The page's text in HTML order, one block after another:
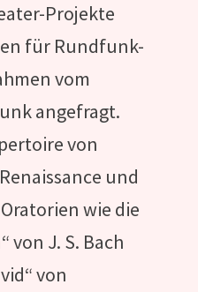
Projekte
für Rundfunk-
vom
angefragt.
von
und
wie die
von J. S. Bach
von